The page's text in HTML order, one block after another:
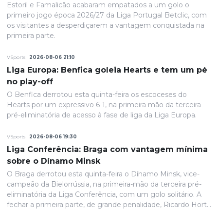
Estoril e Famalicão acabaram empatados a um golo o
primeiro jogo época 2026/27 da Liga Portugal Betclic, com
os visitantes a desperdiçarem a vantagem conquistada na
primeira parte.
VSports 2026-08-06 21:10
Liga Europa: Benfica goleia Hearts e tem um pé
no play-off
O Benfica derrotou esta quinta-feira os escoceses do
Hearts por um expressivo 6-1, na primeira mão da terceira
pré-eliminatória de acesso à fase de liga da Liga Europa.
VSports 2026-08-06 19:30
Liga Conferência: Braga com vantagem mínima
sobre o Dínamo Minsk
O Braga derrotou esta quinta-feira o Dínamo Minsk, vice-
campeão da Bielorrússia, na primeira-mão da terceira pré-
eliminatória da Liga Conferência, com um golo solitário. A
fechar a primeira parte, de grande penalidade, Ricardo Horta